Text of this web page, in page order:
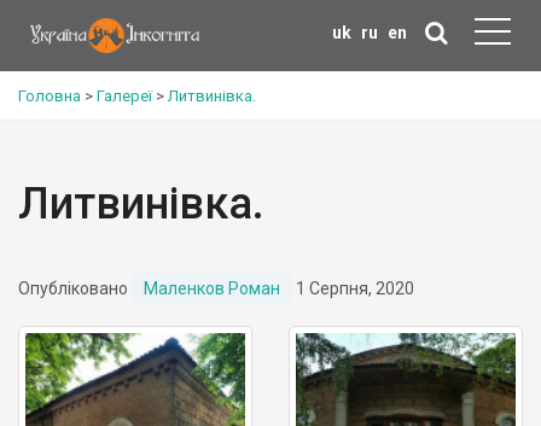
uk ru en
Головна > Галереї>Литвинівка.
Литвинівка.
Опубліковано Маленков Роман 1 Серпня, 2020